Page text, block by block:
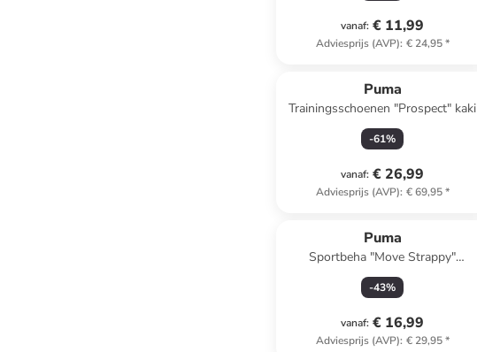
vanaf: € 11,99
Adviesprijs (AVP): € 24,95*
Puma
Trainingsschoenen "Prospect" kaki
-61%
vanaf: € 26,99
Adviesprijs (AVP): € 69,95*
Puma
Sportbeha "Move Strappy"
koraalrood - Low
-43%
vanaf: € 16,99
Adviesprijs (AVP): € 29,95*